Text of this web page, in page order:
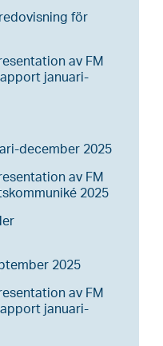
för
av FM
januari-
december 2025
av FM
2025
2025
av FM
januari-